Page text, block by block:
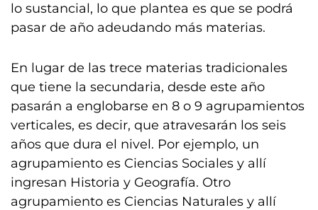
lo sustancial, lo que plantea es que se podrá
pasar de año adeudando más materias.
En lugar de las trece materias tradicionales
que tiene la secundaria, desde este año
pasarán a englobarse en 8 o 9 agrupamientos
verticales, es decir, que atravesarán los seis
años que dura el nivel. Por ejemplo, un
agrupamiento es Ciencias Sociales y allí
ingresan Historia y Geografía. Otro
agrupamiento es Ciencias Naturales y allí